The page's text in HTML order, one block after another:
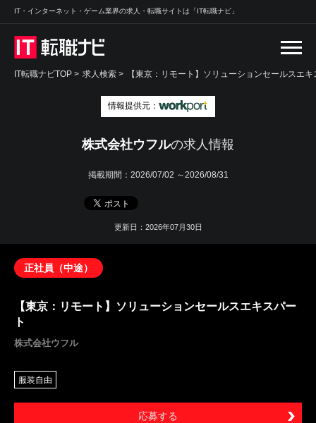
IT・インターネット・ゲーム業界の求人・転職サイトは「IT転職ナビ」
IT転職ナビTOP > 求人検索 > 【東京：リモート】ソリューションセールスエ
情報提供元：
株式会社ウフルの求人情報
掲載期間： 2026/07/02 ～2026/08/31
更新日：2026年07月30日
正社員（中途）
【東京：リモート】ソリューションセールスエキスパー
ト
株式会社ウフル
服装自由
応募する